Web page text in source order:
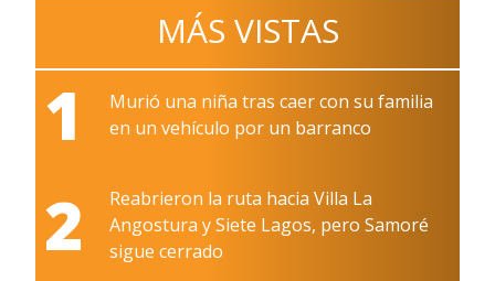
MÁS VISTAS
1
Murió una niña tras caer con su familia
en un vehículo por un barranco
2
Reabrieron la ruta hacia Villa La
Angostura y Siete Lagos, pero Samoré
sigue cerrado